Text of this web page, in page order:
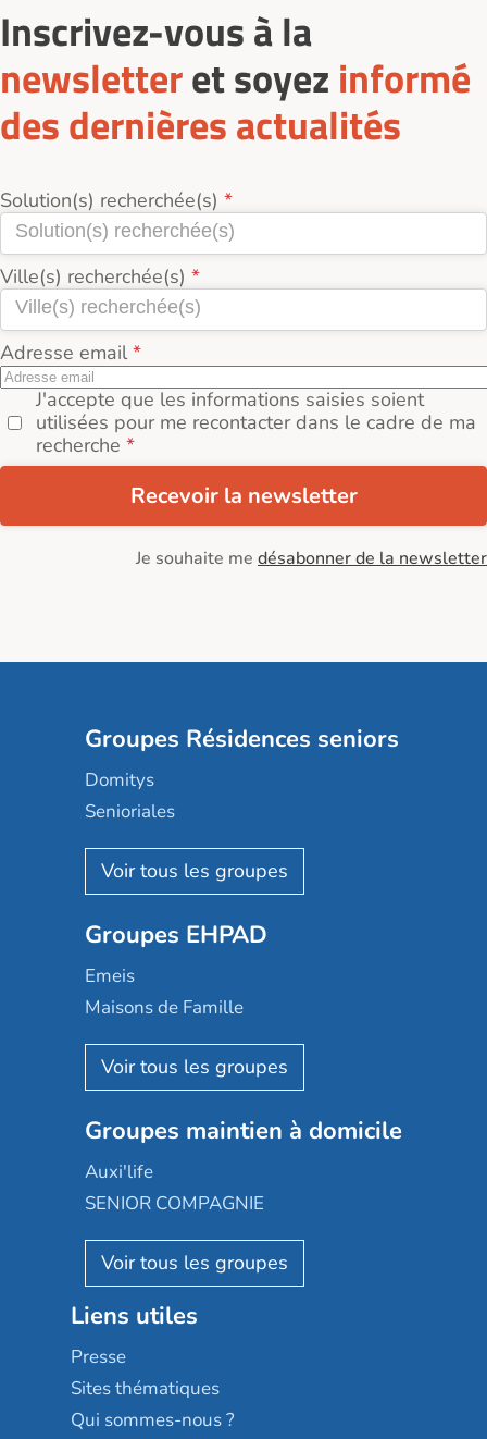
Inscrivez-vous à la
newsletteret soyez informé
des dernières actualités
Solution(s) recherchée(s)
Ville(s) recherchée(s)
Adresse email
J'accepte que les informations saisies soient
utilisées pour me recontacter dans le cadre de ma
recherche
Recevoir la newsletter
Je souhaite me désabonner de la newsletter
Groupes Résidences seniors
Domitys
Senioriales
Nohée
Les Résidentiels
Mobicap
Domusvi
Happy Senior
Aquarelia
Nexity edenea
Les jardins d'Arcadie
Occitalia
Appartseniors
Reseda
Stella management
Les villages d'or
Sérénys
Résidences services Villa Médicis
Groupes EHPAD
Emeis
Maisons de Famille
Korian
Emera
Groupe SOS
Le Noble Âge
Almage
Résidalya
Groupe aplus
Groupes maintien à domicile
Auxi'life
SENIOR COMPAGNIE
AGE D'OR Services
Liens utiles
Presse
Sites thématiques
Qui sommes-nous ?